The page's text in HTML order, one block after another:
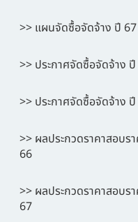
>> แผนจัดซื้อจัดจ้าง ปี 67
>> ประกาศจัดซื้อจัดจ้าง
>> ประกาศจัดซื้อจัดจ้าง
>> ผลประกวดราคาสอบร
66
>> ผลประกวดราคาสอบร
67